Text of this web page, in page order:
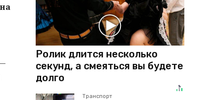
Ролик длится несколько
секунд, а смеяться вы будете
долго
Транспорт